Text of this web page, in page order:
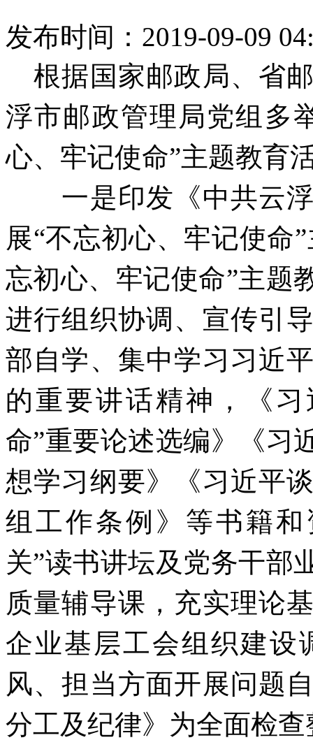
发布时间：2019-09-09
根据国家邮政 局、 省
浮市邮政管理 局党组 多
心、牢记使命”主题教育
一是印发 《中共云
展“不忘初心、牢记使命
忘初心、牢记使命”主题
进行组织协调、宣传引
部自学、 集中学习习近
的重要讲话精神，《
命”重要论述选编》《习
想学习纲要》《习近平
组工作条例》等书籍
关”读书讲坛及党务干部
质量辅导课， 充实理论
企业基层工会组织建设
风、担当方面开展问题
分工及纪律》为全面检